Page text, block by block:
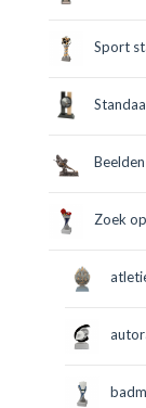
Sport
Beelden
Zoek